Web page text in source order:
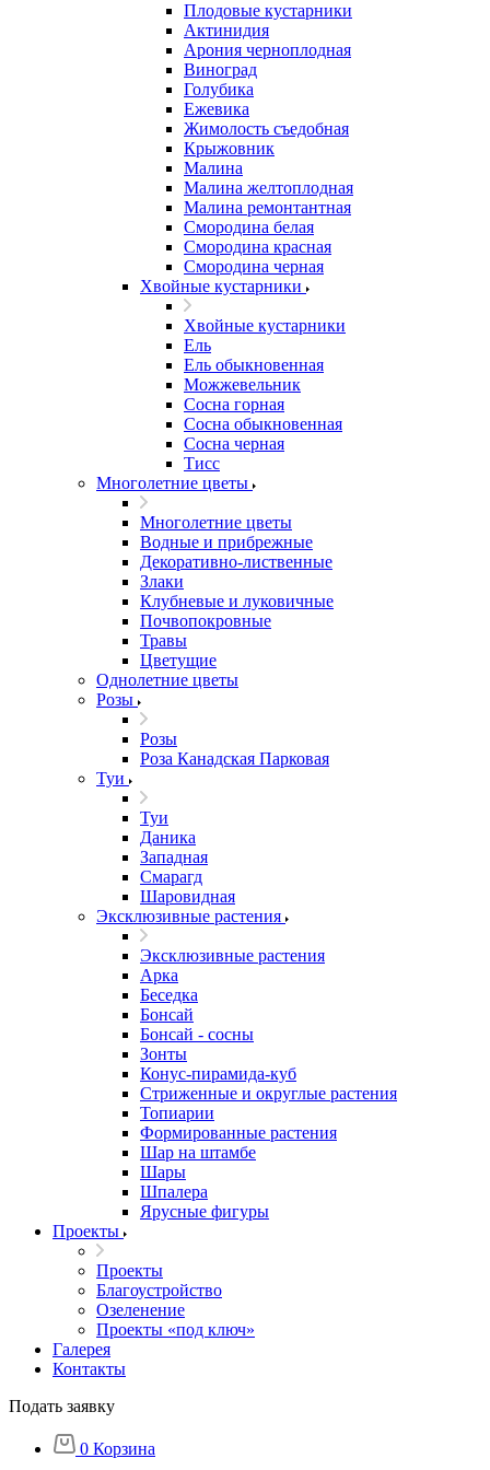
Плодовые кустарники
Актинидия
Арония черноплодная
Виноград
Голубика
Ежевика
Жимолость съедобная
Крыжовник
Малина
Малина желтоплодная
Малина ремонтантная
Смородина белая
Смородина красная
Смородина черная
Хвойные кустарники
Хвойные кустарники
Ель
Ель обыкновенная
Можжевельник
Сосна горная
Сосна обыкновенная
Сосна черная
Тисс
Многолетние цветы
Многолетние цветы
Водные и прибрежные
Декоративно-лиственные
Злаки
Клубневые и луковичные
Почвопокровные
Травы
Цветущие
Однолетние цветы
Розы
Розы
Роза Канадская Парковая
Туи
Туи
Даника
Западная
Смарагд
Шаровидная
Эксклюзивные растения
Эксклюзивные растения
Арка
Беседка
Бонсай
Бонсай - сосны
Зонты
Конус-пирамида-куб
Стриженные и округлые растения
Топиарии
Формированные растения
Шар на штамбе
Шары
Шпалера
Ярусные фигуры
Проекты
Проекты
Благоустройство
Озеленение
Проекты «под ключ»
Галерея
Контакты
Подать заявку
0 Корзина